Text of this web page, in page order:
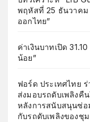
พฤหัสที่ 25 ธันวาคม
ออกไทย”
ค่าเงินบาทเปิด
น้อย”
ฟอร์ด ประเทศไทย
ส่งมอบรถดับเพลิงคื
หลังการสนับสนุนซ่อ
กับรถดับเพลิงของชุ